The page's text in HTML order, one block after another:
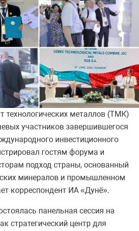
технологических металлов (ТМК)
участников завершившегося
инвестиционного
гостям форума и
подход страны, основанный
минералов и промышленном
корреспондент ИА «Дунё».
панельная сессия на
стратегический центр для